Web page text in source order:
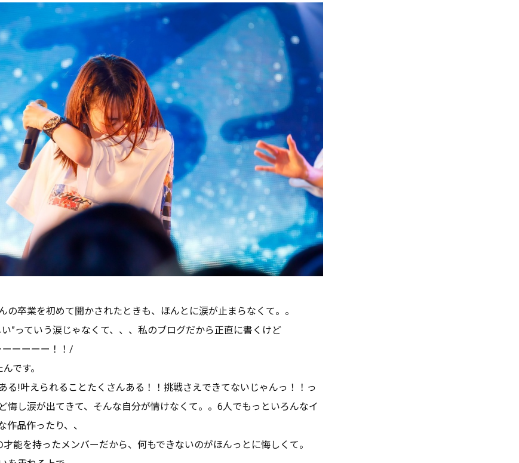
の卒業を初めて聞かされたときも、ほんとに涙が止まらなくて。。
”っていう涙じゃなくて、、、私のブログだから正直に書くけど
ーーーー！！/
です。
る!叶えられることたくさんある！！挑戦さえできてないじゃんっ！！っ
悔し涙が出てきて、そんな自分が情けなくて。。6人でもっといろんなイ
作品作ったり、、
能を持ったメンバーだから、何もできないのがほんっとに悔しくて。